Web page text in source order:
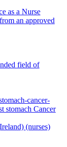
as a Nurse
an approved
field of
cancer-
stomach Cancer
(nurses)